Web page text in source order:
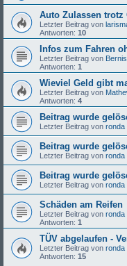
Auto Zulassen trotz
Letzter Beitrag von
Antworten: 10
Infos zum Fahren
Letzter Beitrag von Bernis
Antworten: 1
Wieviel Geld gibt
Letzter Beitrag von
Antworten: 4
Beitrag wurde
Letzter Beitrag von ronda
Beitrag wurde
Letzter Beitrag von ronda
Beitrag wurde
Letzter Beitrag von ronda
Schäden am Reifen
Letzter Beitrag von ronda
Antworten: 1
TÜV abgelaufen -
Letzter Beitrag von ronda
Antworten: 15